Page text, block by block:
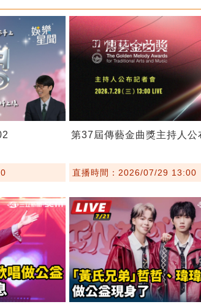
第37屆傳藝金曲獎主持人公
直播時間：2026/07/29 13:00